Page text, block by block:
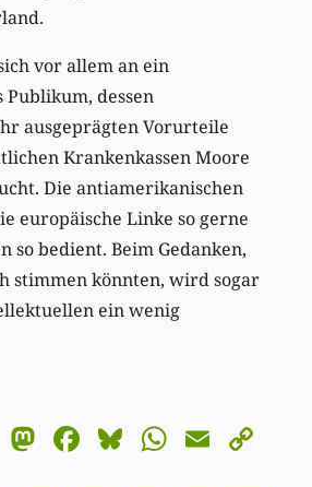
vor allem an ein
dessen
ausgeprägten Vorurteile
Krankenkassen Moore
Die antiamerikanischen
europäische Linke so gerne
so bedient. Beim Gedanken,
stimmen könnten, wird sogar
ein wenig
Mastodon
Facebook
BlueskyEmail